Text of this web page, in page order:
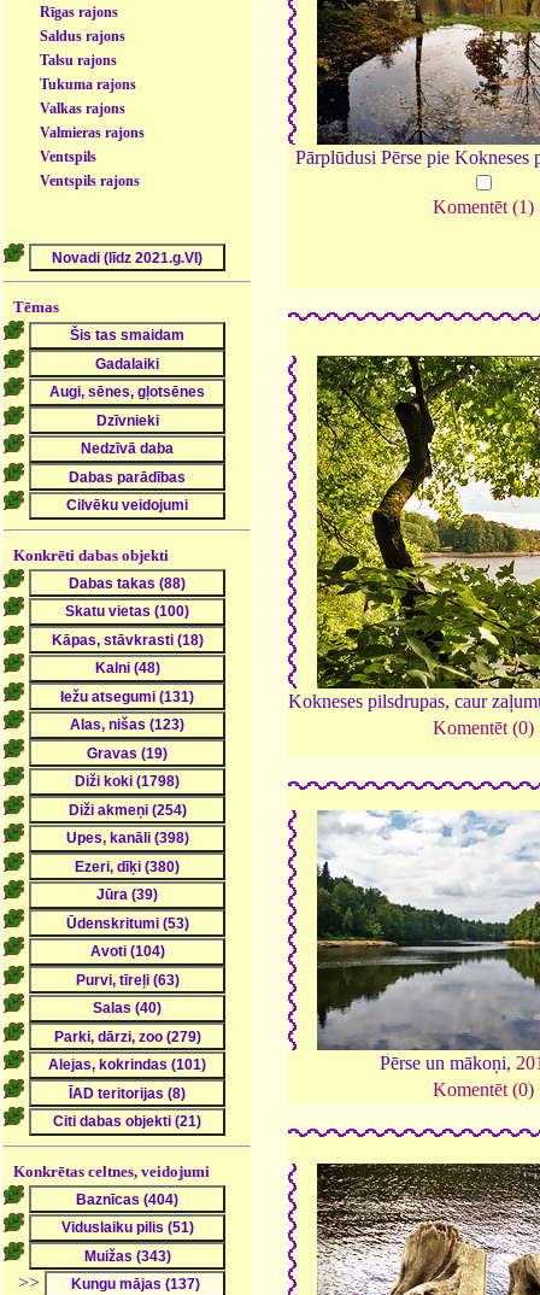
Rīgas rajons
Saldus rajons
Talsu rajons
Tukuma rajons
Valkas rajons
Valmieras rajons
Ventspils
Ventspils rajons
Tēmas
Konkrēti dabas objekti
Konkrētas celtnes, veidojumi
>>
Pārplūdusi Pērse pie Kokneses
Komentēt (1)
Kokneses pilsdrupas, caur
Komentēt (0)
Pērse un mākoņi,
Komentēt (0)